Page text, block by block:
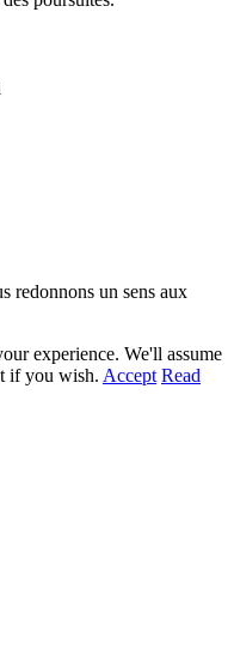
redonnons un sens aux
experience. We'll assume
if you wish. Accept Read